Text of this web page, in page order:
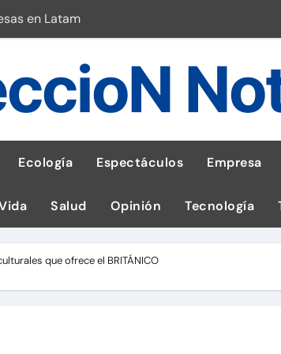
en Latam
de hígado
de GEI en sus operaciones
de celular según OSIPTEL
¡Descarga la app de Meridianbet y gana una
Ecología Espectáculos Empresa
Salud Opinión Tecnología
que ofrece el BRITÁNICO